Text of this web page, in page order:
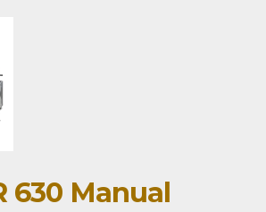
630 Manual